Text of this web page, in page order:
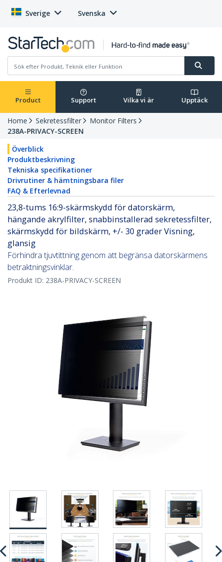
Sverige Svenska
Product Support Vilka vi är Upptäck
Home Sekretessfilter
Monitor Filters
238A-PRIVACY-SCREEN
Överblick
Produktbeskrivning
Tekniska specifikationer
Drivrutiner & hämtningsbara filer
FAQ & Efterlevnad
23,8-tums 16:9-skärmskydd för datorskärm,
hängande akrylfilter, snabbinstallerad sekretessfilter,
skärmskydd för bildskärm, +/- 30 grader Visning,
glansig
Förhindra tjuvtittning genom att begränsa datorskärmens
betraktningsvinklar.
Produkt ID: 238A-PRIVACY-SCREEN